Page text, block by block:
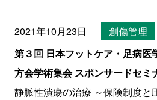
2021年10月23日
創傷管理
第３回 日本フットケア・足病医
方会学術集会 スポンサードセミ
静脈性潰瘍の治療 ～保険制度と